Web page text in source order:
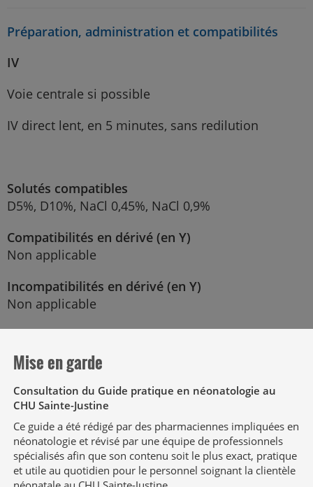
Préparation, administration et compatibilités
IV
Voie centrale si possible
IV direct lent, en 5 minutes, sans redilution
Solutés compatibles
D5%, D10%, NaCl 0,45%, NaCl 0,9%
Compatibilités en dérivé (en Y)
Non applicable
Incompatibilités en dérivé (en Y)
Non applicable
Y)
Non applicable
Effets indésirables
Hyponatrémie, hypokaliémie, hypochlorémie,
alcalose métabolique, hypomagnésémie,
hypercalcémie, hyperglycémie, hypotension,
Mise en garde
Consultation du Guide pratique en néonatologie au
CHU Sainte-Justine
Ce guide a été rédigé par des pharmaciennes impliquées en
néonatologie et révisé par une équipe de professionnels
spécialisés afin que son contenu soit le plus exact, pratique
et utile au quotidien pour le personnel soignant la clientèle